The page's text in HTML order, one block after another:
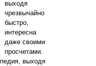
выходя
чрезвычайно
быстро,
интересна
даже своими
просчетами.
выходя